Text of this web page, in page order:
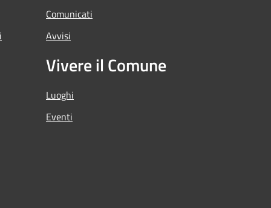
Comunicati
Avvisi
Vivere il Comune
Luoghi
Eventi